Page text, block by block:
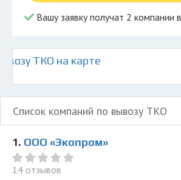
Вашу заявку получат 2 компании
ТКО на карте
Список компаний по вывозу ТКО
1. ООО «Экопром»
14 отзывов